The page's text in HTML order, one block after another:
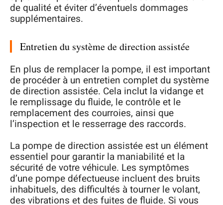
de qualité et éviter d’éventuels dommages
supplémentaires.
Entretien du système de direction assistée
En plus de remplacer la pompe, il est important
de procéder à un entretien complet du système
de direction assistée. Cela inclut la vidange et
le remplissage du fluide, le contrôle et le
remplacement des courroies, ainsi que
l’inspection et le resserrage des raccords.
La pompe de direction assistée est un élément
essentiel pour garantir la maniabilité et la
sécurité de votre véhicule. Les symptômes
d’une pompe défectueuse incluent des bruits
inhabituels, des difficultés à tourner le volant,
des vibrations et des fuites de fluide. Si vous